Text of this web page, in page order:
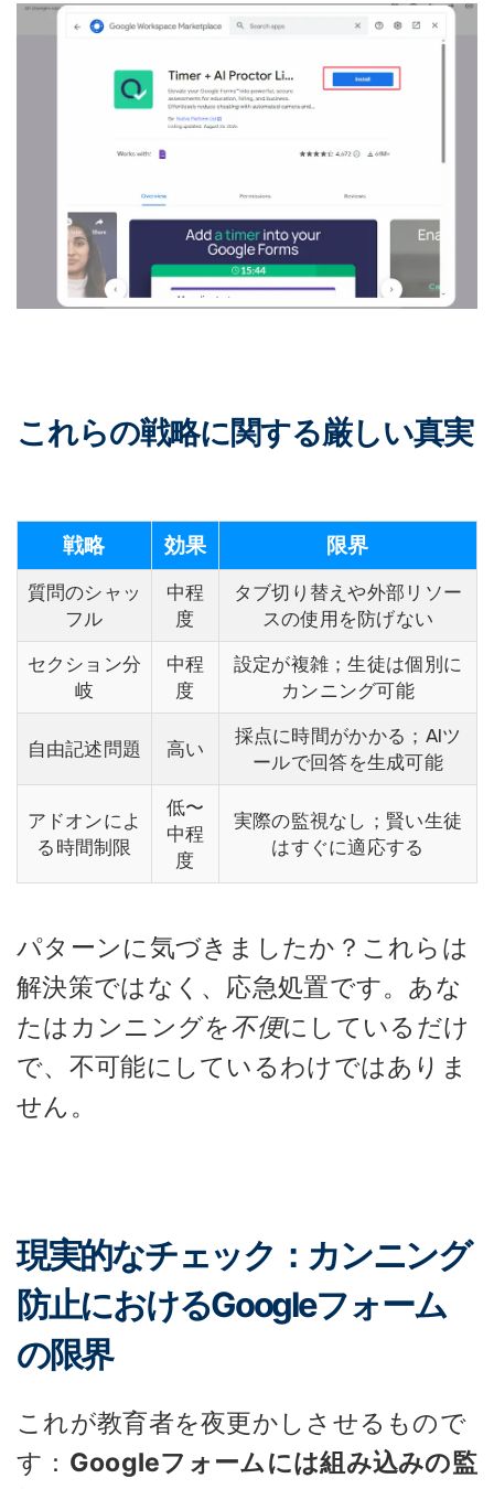
これらの戦略に関する厳しい真実
戦略 効果 限界
質問のシャッ
フル
中程
度
タブ切り替えや外部リソー
スの使用を防げない
セクション分
岐
中程
度
設定が複雑；生徒は個別に
カンニング可能
自由記述問題 高い
採点に時間がかかる；AIツ
ールで回答を生成可能
アドオンによ
る時間制限
低〜
中程
度
実際の監視なし；賢い生徒
はすぐに適応する
パターンに気づきましたか？これらは
解決策ではなく、応急処置です。あな
たはカンニングを不便にしているだけ
で、不可能にしているわけではありま
せん。
現実的なチェック：カンニング
防止におけるGoogleフォーム
の限界
これが教育者を夜更かしさせるもので
す： Googleフォームには組み込みの監